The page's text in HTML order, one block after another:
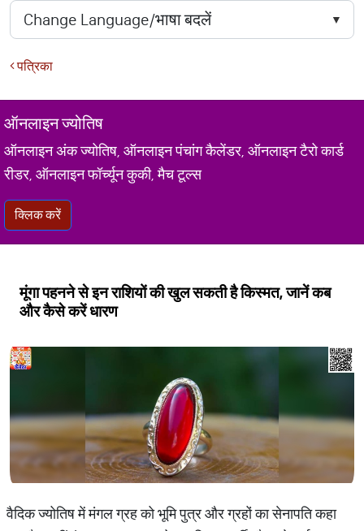
पत्रिका
ऑनलाइन ज्योतिष
ऑनलाइन अंक ज्योतिष, ऑनलाइन पंचांग कैलेंडर, ऑनलाइन टैरो कार्ड
रीडर, ऑनलाइन फॉर्च्यून कुकी, मैच टूल्स
क्लिक करें
मूंगा पहनने से इन राशियों की खुल सकती है किस्मत, जानें कब
और कैसे करें धारण
वैदिक ज्योतिष में मंगल ग्रह को भूमि पुत्र और ग्रहों का सेनापति कहा